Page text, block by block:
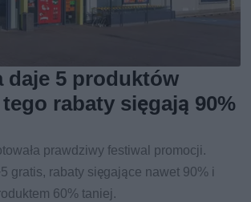
daje 5 produktów
rabaty sięgają 90%
prawdziwy festiwal promocji.
gratis, rabaty sięgające nawet 90% i
60% taniej.